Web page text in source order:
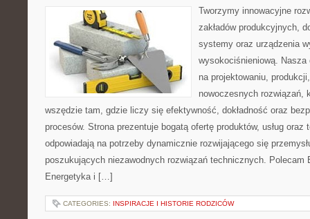
Tworzymy innowacyjne
zakładów produkcyjnych,
systemy oraz urządzenia
wysokociśnieniową. Nasza
na projektowaniu,
nowoczesnych rozwiązań,
wszędzie tam, gdzie liczy się efektywność, dokładność oraz
procesów. Strona prezentuje bogatą ofertę produktów, usług oraz
odpowiadają na potrzeby dynamicznie rozwijającego się
poszukujących niezawodnych rozwiązań technicznych. Polecam
Energetyka i […]
CATEGORIES: INSPIRACJE I HISTORIE RODZICÓW